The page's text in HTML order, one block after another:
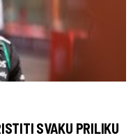
SVAKU PRILIKU